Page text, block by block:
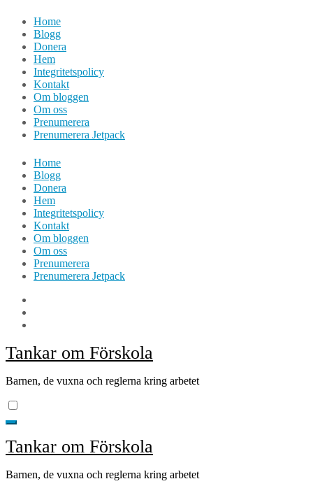
Hoppa
innehåll
Home
Blogg
Donera
Hem
Integritetspolicy
Kontakt
Om bloggen
Om oss
Prenumerera
Prenumerera Jetpack
Home
Blogg
Donera
Hem
Integritetspolicy
Kontakt
Om bloggen
Om oss
Prenumerera
Prenumerera Jetpack
Tankar om Förskola
Barnen, de vuxna och reglerna kring arbetet
Tankar om Förskola
Barnen, de vuxna och reglerna kring arbetet